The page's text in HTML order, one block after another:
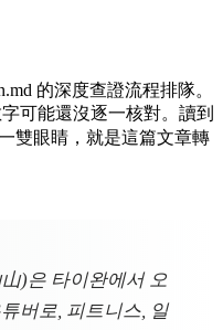
的深度查證流程排隊。
可能還沒逐一核對。讀到
眼睛，就是這篇文章轉
)은 타이완에서 오
버로, 피트니스, 일